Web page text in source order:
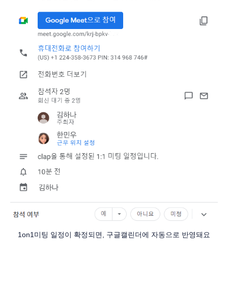
1on1미팅 일정이 확정되면, 구글캘린더에 자동으로 반영돼요